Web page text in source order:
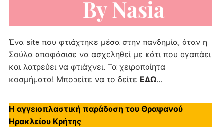
Ένα site που φτιάχτηκε μέσα στην πανδημία, όταν η
Σούλα αποφάσισε να ασχοληθεί με κάτι που αγαπάει
και λατρεύει να φτιάχνει. Τα χειροποίητα
κοσμήματα! Μπορείτε να το δείτε ΕΔΩ…
Η αγγειοπλαστική παράδοση του Θραψανού
Ηρακλείου Κρήτης